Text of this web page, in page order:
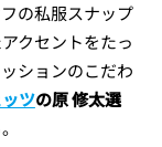
の私服スナップ
クセントをたっ
ションのこだわ
ツの原 修太選